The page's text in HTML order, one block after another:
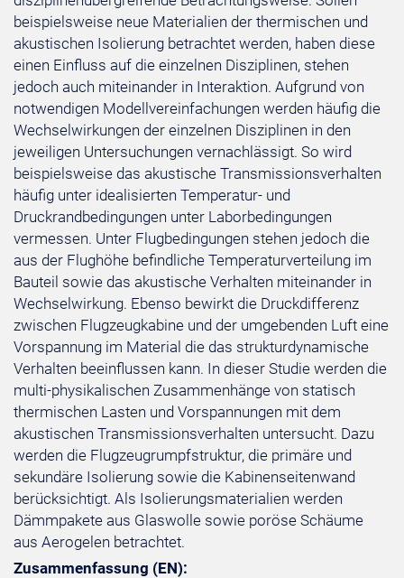
beispielsweise neue Materialien der thermischen und
akustischen Isolierung betrachtet werden, haben diese
einen Einfluss auf die einzelnen Disziplinen, stehen
jedoch auch miteinander in Interaktion. Aufgrund von
notwendigen Modellvereinfachungen werden häufig die
Wechselwirkungen der einzelnen Disziplinen in den
jeweiligen Untersuchungen vernachlässigt. So wird
beispielsweise das akustische Transmissionsverhalten
häufig unter idealisierten Temperatur- und
Druckrandbedingungen unter Laborbedingungen
vermessen. Unter Flugbedingungen stehen jedoch die
aus der Flughöhe befindliche Temperaturverteilung im
Bauteil sowie das akustische Verhalten miteinander in
Wechselwirkung. Ebenso bewirkt die Druckdifferenz
zwischen Flugzeugkabine und der umgebenden Luft eine
Vorspannung im Material die das strukturdynamische
Verhalten beeinflussen kann. In dieser Studie werden die
multi-physikalischen Zusammenhänge von statisch
thermischen Lasten und Vorspannungen mit dem
akustischen Transmissionsverhalten untersucht. Dazu
werden die Flugzeugrumpfstruktur, die primäre und
sekundäre Isolierung sowie die Kabinenseitenwand
berücksichtigt. Als Isolierungsmaterialien werden
Dämmpakete aus Glaswolle sowie poröse Schäume
aus Aerogelen betrachtet.
Zusammenfassung (EN):